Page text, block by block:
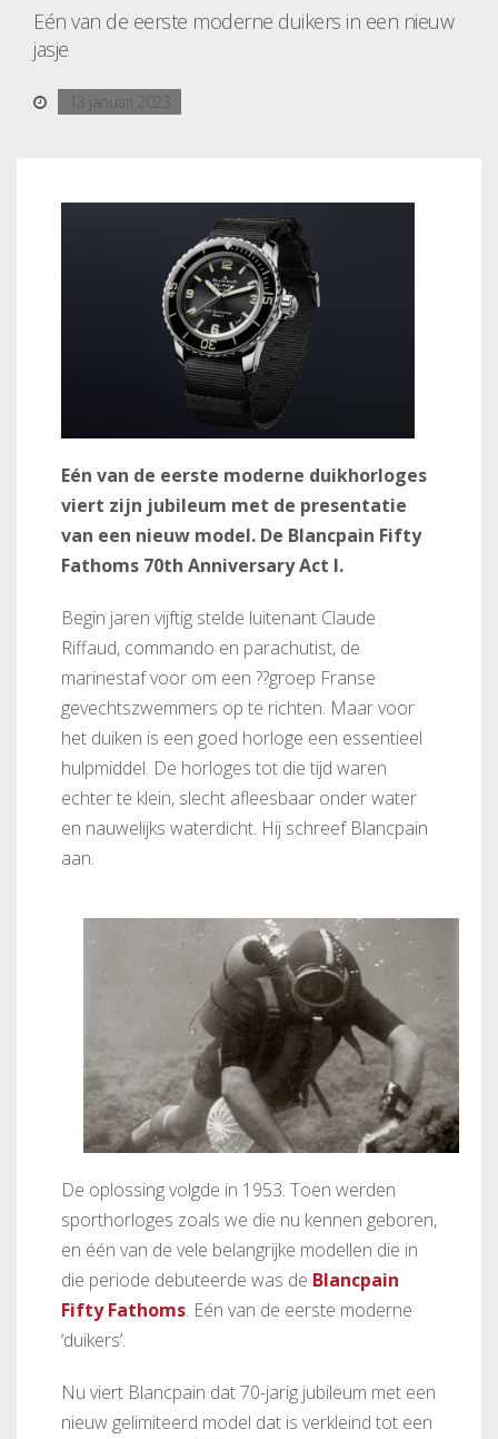
Eén van de eerste moderne duikers in een nieuw
jasje
13 januari 2023
Eén van de eerste moderne duikhorloges
viert zijn jubileum met de presentatie
van een nieuw model. De Blancpain Fifty
Fathoms 70th Anniversary Act I.
Begin jaren vijftig stelde luitenant Claude
Riffaud, commando en parachutist, de
marinestaf voor om een ??groep Franse
gevechtszwemmers op te richten. Maar voor
het duiken is een goed horloge een essentieel
hulpmiddel. De horloges tot die tijd waren
echter te klein, slecht afleesbaar onder water
en nauwelijks waterdicht. Hij schreef Blancpain
aan.
De oplossing volgde in 1953. Toen werden
sporthorloges zoals we die nu kennen geboren,
en één van de vele belangrijke modellen die in
die periode debuteerde was de Blancpain
Fifty Fathoms. Eén van de eerste moderne
‘duikers’.
Nu viert Blancpain dat 70-jarig jubileum met een
nieuw gelimiteerd model dat is verkleind tot een